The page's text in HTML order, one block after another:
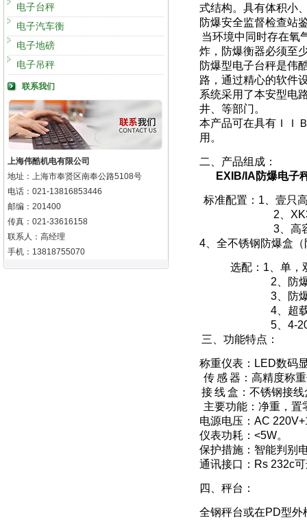
电子台秤
电子汽车衡
电子地磅
电子吊秤
联系我们
上海伟酷机电有限公司
地址：上海市奉贤区南奉公路5108号
电话：021-13816853446
邮编：201400
传真：021-33616158
联系人：高经理
手机：13818755070
式结构。具有体积小
防爆安全监督检查站
当环境中同时存在氧
炸，防爆衡器必须至
防爆型电子台秤是伟
路，通过精心的软件
系统采用了本安型电
井、等部门。
本产品可在具有ＩＩ
用。
二、产品组成：
EXIB/IA 防爆电子
标准配置： 1 、壹只
2
3 、
4 、全不锈钢防爆盒
选配： 1 、单
2 、防
3 、防
4 、超
5
4-
三、功能特点：
称重仪表： LED数码
传感器：高精度称
接线盒：不锈钢接线
主要功能：净重，置
电源电压： AC
仪表功耗： <5W。
保护措施：智能判别
通讯接口： Rs 232c
四、秤台 ：
全钢秤台或在PD型外